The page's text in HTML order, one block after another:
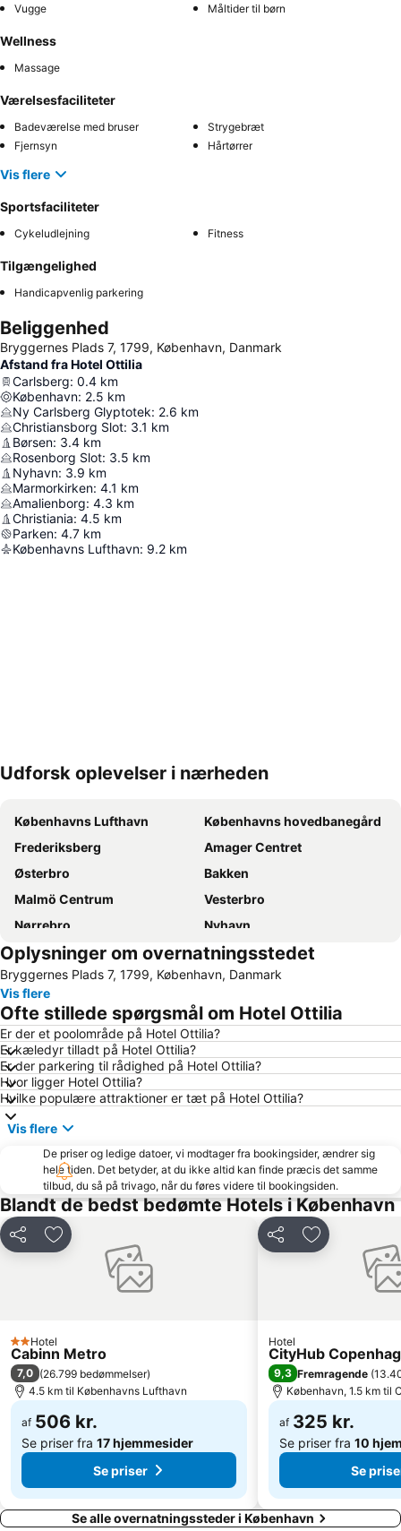
Vugge Måltider til børn
Wellness
Massage
Værelsesfaciliteter
Badeværelse med bruser
Strygebræt
Fjernsyn
Hårtørrer
Vis flere
Sportsfaciliteter
Cykeludlejning Fitness
Tilgængelighed
Handicapvenlig parkering
Beliggenhed
Bryggernes Plads 7, 1799, København, Danmark
Afstand fra Hotel Ottilia
Carlsberg: 0.4 km
København: 2.5 km
Ny Carlsberg Glyptotek: 2.6 km
Christiansborg Slot: 3.1 km
Børsen: 3.4 km
Rosenborg Slot: 3.5 km
Nyhavn: 3.9 km
Marmorkirken: 4.1 km
Amalienborg: 4.3 km
Christiania: 4.5 km
Parken: 4.7 km
Københavns Lufthavn: 9.2 km
Udvid kort
Udforsk oplevelser i nærheden
Københavns Lufthavn
Københavns hovedbanegård
Frederiksberg
Amager Centret
Østerbro
Bakken
Malmö Centrum
Vesterbro
Nørrebro
Nyhavn
Tivoli
Valbyparken
Ørestad
Parken Stadium
Rådhuspladsen
Fisketorvet
Bella Center
Kongens Nytorv
Marienlyst
Operaen
Christianshavn
Nørreport station
Malmö Centralstation
Indre By
Royal Copenhagen
Islands Brygge
København Zoo
Dyrehaven
Strøget
Snekkersten
Christiania
Christiansborg Palace
Frederiksberg Centret
Amalienborg Slot
Rungsted Havn
Ballerup Centret
Kastellet
Københavns Bymuseum
Hundige
Home of Carlsberg
Fredensborg slot
Copenhagen Port
Oplysninger om overnatningsstedet
Bryggernes Plads 7, 1799, København, Danmark
Vis flere
Ofte stillede spørgsmål om Hotel Ottilia
Er der et poolområde på Hotel Ottilia?
Er kæledyr tilladt på Hotel Ottilia?
Er der parkering til rådighed på Hotel Ottilia?
Hvor ligger Hotel Ottilia?
Hvilke populære attraktioner er tæt på Hotel Ottilia?
Vis flere
De priser og ledige datoer, vi modtager fra bookingsider, ændrer sig
hele tiden. Det betyder, at du ikke altid kan finde præcis det samme
tilbud, du så på trivago, når du føres videre til bookingsiden.
Blandt de bedst bedømte Hotels i København
Del Føj til favoritter
2 Stjerner
Hotel
Cabinn Metro
7,0 (26.799 bedømmelser)
4.5 km til Københavns Lufthavn
af 506 kr.
Se priser fra 17 hjemmesider
Se priser
Del Føj til
Hotel
CityHub
9,3 Fremragende (
København, 1.5 km til
af 325 kr.
Se priser fra 10
Se
Se alle overnatningssteder i København